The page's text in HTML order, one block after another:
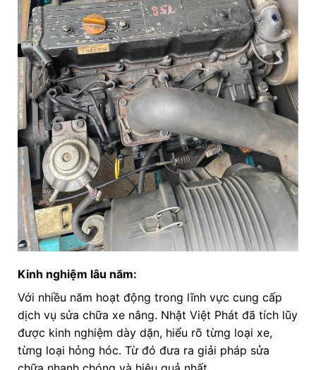
Kinh nghiệm lâu năm:
Với nhiều năm hoạt động trong lĩnh vực cung cấp
dịch vụ sửa chữa xe nâng. Nhật Việt Phát đã tích lũy
được kinh nghiệm dày dặn, hiểu rõ từng loại xe,
từng loại hỏng hóc. Từ đó đưa ra giải pháp sửa